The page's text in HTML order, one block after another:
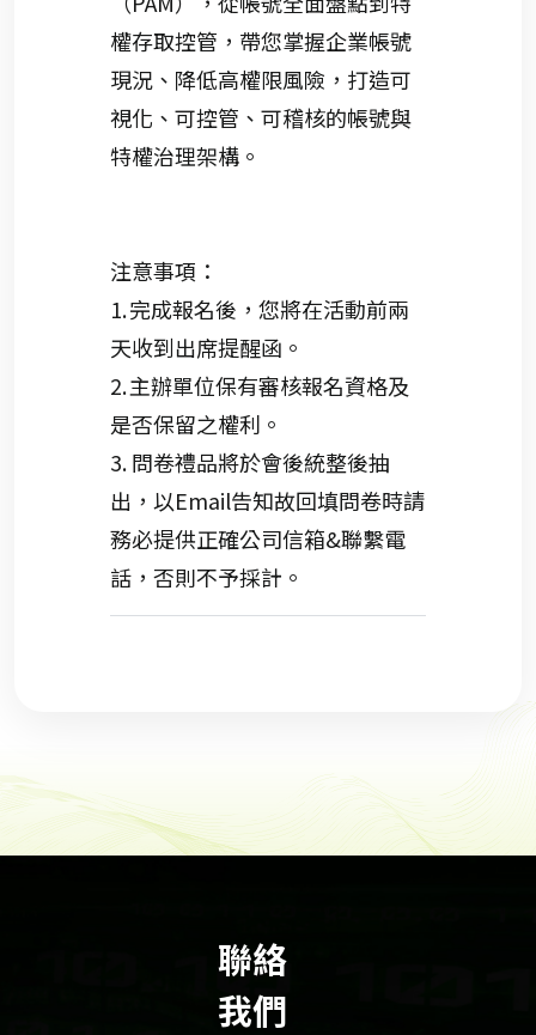
權存取控管，帶您掌握企業帳號
現況、降低高權限風險，打造可
視化、可控管、可稽核的帳號與
特權治理架構。
注意事項：
1.完成報名後，您將在活動前兩
天收到出席提醒函 。
2.主辦單位保有審核報名資格及
是否保留之權利 。
3.問卷禮品將於會後統整後抽
出 ，以Email告知故回填問卷時請
務必提供正確公司信箱&聯繫電
話，否則不予採計。
聯絡
我們